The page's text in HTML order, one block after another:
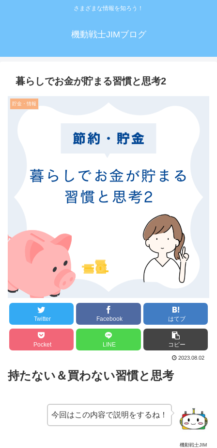
さまざまな情報を知ろう！
機動戦士JIMブログ
暮らしでお金が貯まる習慣と思考2
貯金・情報
Twitter Facebook はてブ
Pocket LINE コピー
2023.08.02
持たない＆買わない習慣と思考
機動戦士JIM
今回はこの内容で説明をするね！